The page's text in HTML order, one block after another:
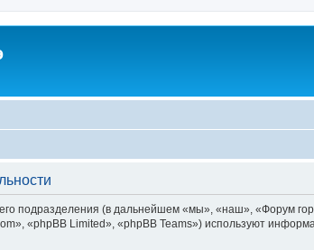
подразделения (в дальнейшем «мы», «наш», «Форум
«phpBB Limited», «phpBB Teams») используют